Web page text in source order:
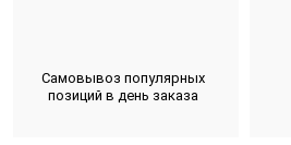
Самовывоз популярных
позиций в день заказа